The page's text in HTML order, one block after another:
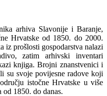
arhiva Slavonije i Baranje,
Hrvatske od 1850. do 2000.
iz prošlosti gospodarstva nalazi
zatim arhivski inventari
knjiga. Brojni znanstvenici i
su svoje povijesne radove koji
istočne Hrvatske u više
1850. do danas.